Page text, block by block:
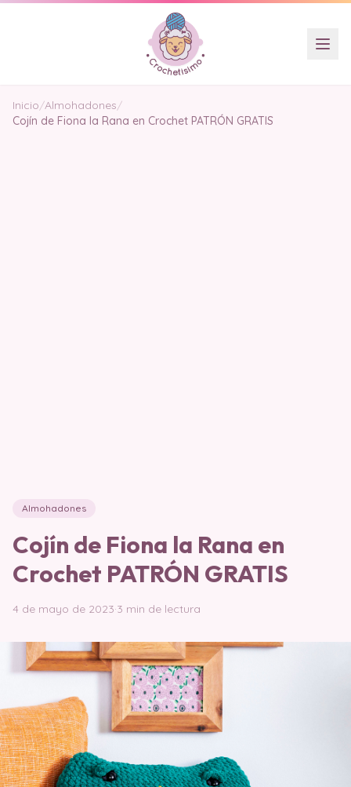
Inicio/Almohadones/
Cojín de Fiona la Rana en Crochet PATRÓN GRATIS
Almohadones
Cojín de Fiona la Rana en
Crochet PATRÓN GRATIS
4 de mayo de 2023·3 min de lectura